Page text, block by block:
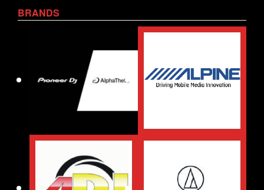
BRANDS